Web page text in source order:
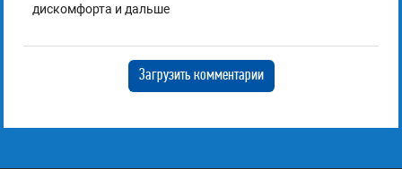
дискомфорта и дальше
Загрузить комментарии